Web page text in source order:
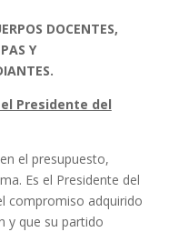
DOCENTES,
Y
Presidente del
el presupuesto,
Es el Presidente del
compromiso adquirido
y que su partido